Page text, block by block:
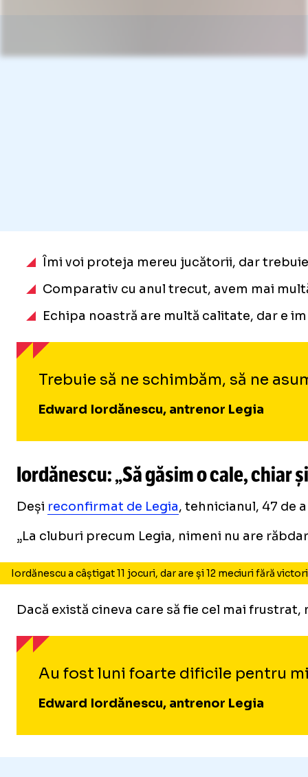
Îmi voi proteja mereu jucătorii, dar
Comparativ cu anul trecut, avem mai
Echipa noastră are multă calitate, dar e
Trebuie să ne schimbăm, să ne
Edward Iordănescu, antrenor Legia
Iordănescu: „Să găsim o cale, chiar
Deși reconfirmat de Legia, tehnicianul, 47 de
„La cluburi precum Legia, nimeni nu are
Iordănescu a câștigat 11 jocuri, dar are și 12 meciuri fără
Dacă există cineva care să fie cel mai
Au fost luni foarte dificile pentru
Edward Iordănescu, antrenor Legia